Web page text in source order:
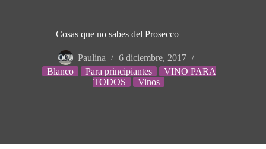
Cosas que no sabes del Prosecco
Paulina
6 diciembre, 2017
Blanco
Para principiantes
VINO PARA
TODOS
Vinos